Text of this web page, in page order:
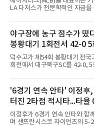
LA 다저스가 천문학적인 자금을
모에 턱없이 못 미치는 초라한
다. 막대한 페이롤을 무기로 리그
뒤흔들겠다는 전략이었지만, 실
작용만 떠안은 모양새다.다저스
영입한 주요 슈퍼스타 7명의 계
17억 2,300만 달러에 달한다. 현
으로 환산하면 약 2조 4200억원
대했는지를 보여주는 대목이다.
난 투자의 승수 효과는 기대에
야구장에 농구 점수가 떴
봉황대기 1회전서 42-0 5
덕수고가 제54회 봉황대기 전국
회전에서 대구북구SC를 42-0,
경기에서 덕수고는 1회 5점, 2
으로 18-0을 만든 뒤 4회 21점,
다. 팀 안타 34개, 볼넷 12개를
자 유격수 홍주용은 4회 홈런 2개
수 6안타 3타점 4득점을 올렸고
수 6안타 5타점, 박종혁은 5타수
남겼다. 선발 최희성은 5이닝 2
'6경기 연속 안타' 이정후,
터진 2타점 적시타...타율
이정후가 6경기 연속 안타와 함
며 샌프란시스코 자이언츠의 5-